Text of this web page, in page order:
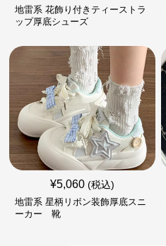
地雷系 花飾り付きティーストラ
ップ厚底シューズ
¥5,060 (税込)
地雷系 星柄リボン装飾厚底スニ
ーカー 靴